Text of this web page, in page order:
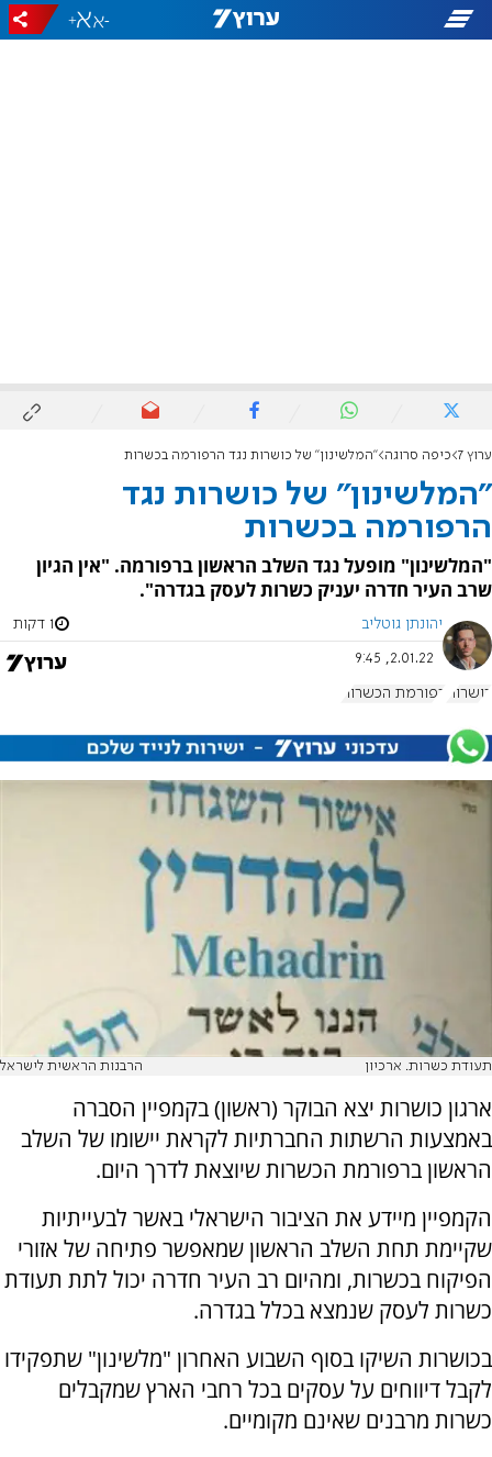
-
+
ערוץ 7 כיפה סרוגה "המלשינון" של כושרות נגד הרפורמה בכשרות
"המלשינון" של כושרות נגד
הרפורמה בכשרות
"המלשינון" מופעל נגד השלב הראשון ברפורמה. "אין הגיון
שרב העיר חדרה יעניק כשרות לעסק בגדרה".
יהונתן גוטליב 1 דקות
2.01.22, 9:45
כושרות רפורמת הכשרות
תעודת כשרות. ארכיון הרבנות הראשית לישראל
ארגון כושרות יצא הבוקר (ראשון) בקמפיין הסברה
באמצעות הרשתות החברתיות לקראת יישומו של השלב
הראשון ברפורמת הכשרות שיוצאת לדרך היום.
הקמפיין מיידע את הציבור הישראלי באשר לבעייתיות
שקיימת תחת השלב הראשון שמאפשר פתיחה של אזורי
הפיקוח בכשרות, ומהיום רב העיר חדרה יכול לתת תעודת
כשרות לעסק שנמצא בכלל בגדרה.
בכושרות השיקו בסוף השבוע האחרון "מלשינון" שתפקידו
לקבל דיווחים על עסקים בכל רחבי הארץ שמקבלים
כשרות מרבנים שאינם מקומיים.